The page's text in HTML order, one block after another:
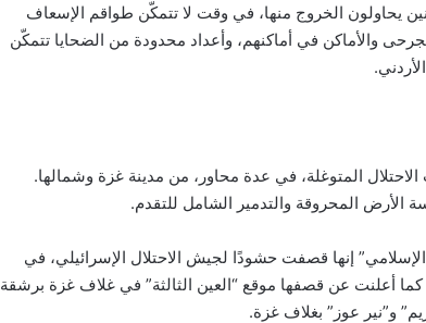
يحاولون الخروج منها، في وقت لا تتمكّن طواقم الإسعاف
والأماكن في أماكنهم، وأعداد محدودة من الضحايا تتمكّن
المتوغلة، في عدة محاور، من مدينة غزة وشمالها.
المحروقة والتدمير الشامل للتقدم.
إنها قصفت حشودًا لجيش الاحتلال الإسرائيلي، في
أعلنت عن قصفها موقع “العين الثالثة” في غلاف غزة برشقة
و”نير عوز” بغلاف غزة.